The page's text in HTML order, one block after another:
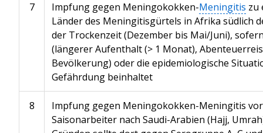
7 Impfung gegen Meningokokken-Meningitis zu
Länder des Meningitisgürtels in Afrika südlich
der Trockenzeit (Dezember bis Mai/Juni),
(längerer Aufenthalt (> 1 Monat),
Bevölkerung) oder die epidemiologische
Gefährdung beinhaltet
8
Impfung gegen Meningokokken-Meningitis
Saisonarbeiter nach Saudi-Arabien (Hajj,